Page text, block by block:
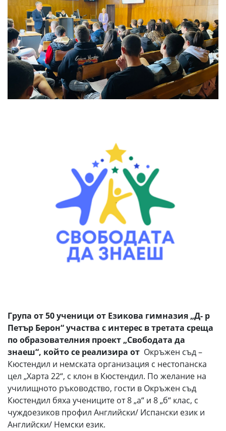
Група от 50 ученици от Езикова гимназия „Д- р
Петър Берон“ участва с интерес в третата среща
по образователния проект „Свободата да
знаеш“, който се реализира от Окръжен съд –
Кюстендил и немската организация с нестопанска
цел „Харта 22“, с клон в Кюстендил. По желание на
училищното ръководство, гости в Окръжен съд
Кюстендил бяха учениците от 8 „а“ и 8 „б“ клас, с
чуждоезиков профил Английски/ Испански език и
Английски/ Немски език.